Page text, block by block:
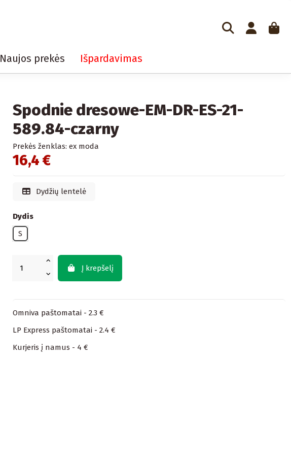
Naujos prekės Išpardavimas
Spodnie dresowe-EM-DR-ES-21-
589.84-czarny
Prekės ženklas: ex moda
16,4 €
Dydžių lentelė
Dydis
S
Į krepšelį
Omniva paštomatai - 2.3 €
LP Express paštomatai - 2.4 €
Kurjeris į namus - 4 €